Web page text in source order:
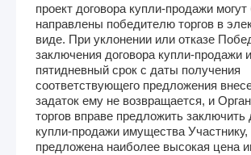
проект договора купли-продажи
направлены победителю торгов в
виде. При уклонении или отказе
заключения договора купли-продажи
пятидневный срок с даты получения
соответствующего предложения
задаток ему не возвращается, и
торгов вправе предложить заключить
купли-продажи имущества
предложена наиболее высокая цена